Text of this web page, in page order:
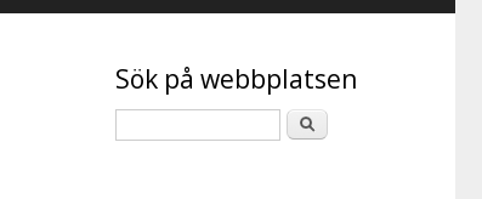
Sök på webbplatsen